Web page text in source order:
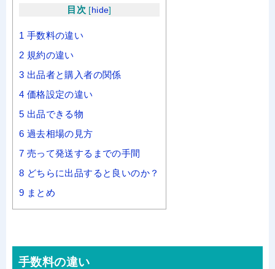
目次 [hide]
1 手数料の違い
2 規約の違い
3 出品者と購入者の関係
4 価格設定の違い
5 出品できる物
6 過去相場の見方
7 売って発送するまでの手間
8 どちらに出品すると良いのか？
9 まとめ
手数料の違い